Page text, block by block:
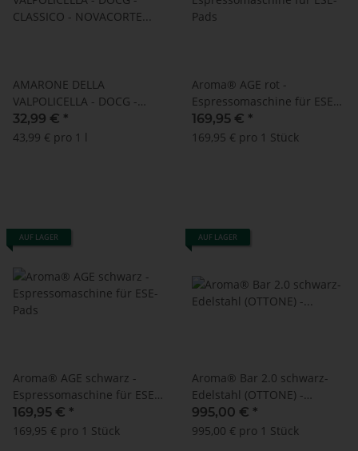
AMARONE DELLA
VALPOLICELLA - DOCG -
CLASSICO - NOVACORTE -
750 ml
32,99 € *
43,99 € pro 1 l
Aroma® AGE rot -
Espressomaschine für ESE-
Pads
169,95 € *
169,95 € pro 1 Stück
AUF LAGER
Aroma® AGE schwarz -
Espressomaschine für ESE-
Pads
169,95 € *
169,95 € pro 1 Stück
AUF LAGER
Aroma® Bar 2.0 schwarz-
Edelstahl (OTTONE) -
Espressomaschine für ESE-
Pads
995,00 € *
995,00 € pro 1 Stück